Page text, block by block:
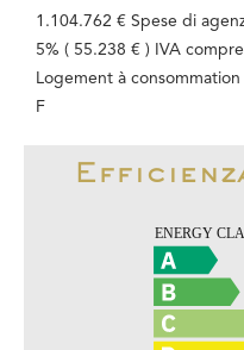
1.104.762 € Spese di
5% ( 55.238 € ) IVA
Logement à
F